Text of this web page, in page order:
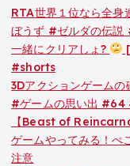
RTA世界１位なら全
ぼうず #ゼルダの伝説
一緒にクリアしょ?
#shorts
3Dアクションゲーム
#ゲームの思い出 #64
【Beast of
ゲームやってみる！
注意